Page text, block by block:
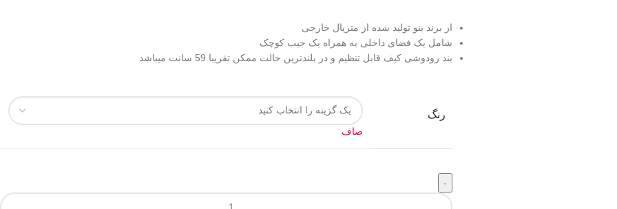
از برند بنو تولید شده از متریال خارجی
شامل یک فضای داخلی به همراه یک جیب کوچک
بند رودوشی کیف قابل تنظیم و در بلندترین حالت ممکن تقریبا 59 سانت میباشد
رنگ
صاف